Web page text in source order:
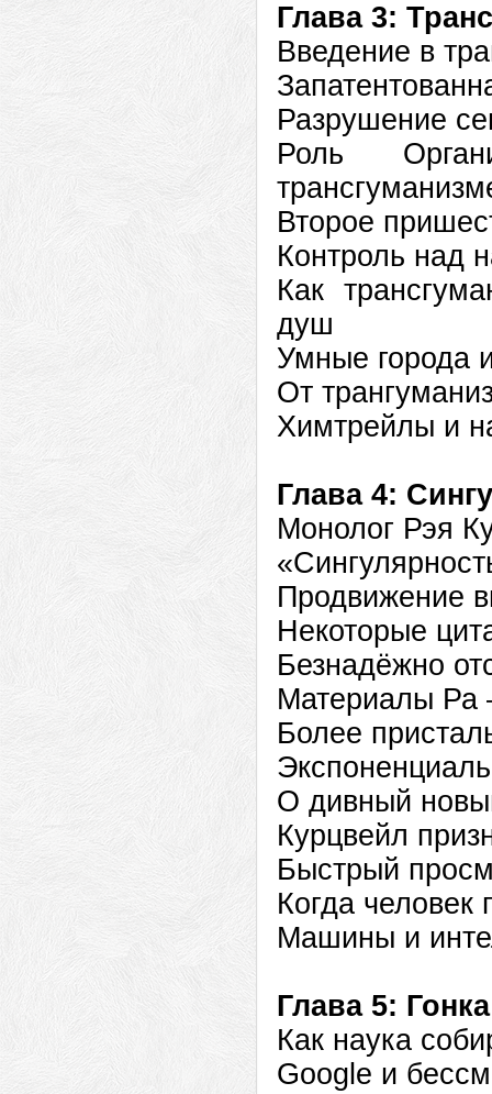
Глава 3:
Введение в
Разрушение
Роль
Второе
Контроль над
Как
душ
Умные города
От
Химтрейлы и
Глава 4:
Монолог Рэя
Продвижение
Некоторые
Безнадёжно
Материалы Ра
Более
О дивный
Курцвейл
Быстрый
Когда человек
Машины и
Глава 5:
Как наука
Google и